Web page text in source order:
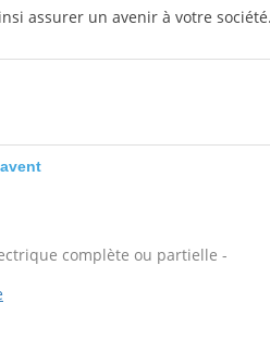
assurer un avenir à votre société.
complète ou partielle -